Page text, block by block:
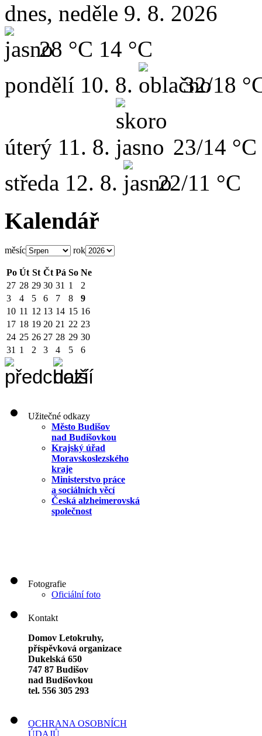
dnes, neděle 9. 8. 2026
28 °C 14 °C
pondělí 10. 8. 32/18
úterý 11. 8.
23/14 °C
středa 12. 8. 22/11 °C
Kalendář
měsíc rok
Po Út St Čt Pá So Ne
27 28 29 30 31 1
2
3
4 5 6 7 8
9
10 11 12 13 14 15 16
17 18 19 20 21 22 23
24 25 26 27 28 29 30
31 1 2 3 4 5 6
Užitečné odkazy
Město Budišov
nad Budišovkou
Krajský úřad
Moravskoslezského
kraje
Ministerstvo práce
a sociálních věcí
Česká alzheimerovská
společnost
Fotografie
Oficiální foto
Kontakt
Domov Letokruhy,
příspěvková organizace
Dukelská 650
747 87 Budišov
nad Budišovkou
tel. 556 305 293
OCHRANA OSOBNÍCH